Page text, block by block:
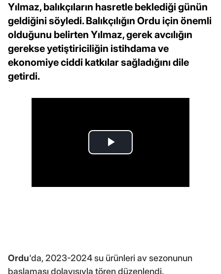
Yılmaz, balıkçıların hasretle beklediği günün
geldiğini söyledi. Balıkçılığın Ordu için önemli
olduğunu belirten Yılmaz, gerek avcılığın
gerekse yetiştiriciliğin istihdama ve
ekonomiye ciddi katkılar sağladığını dile
getirdi.
Ordu'da, 2023-2024 su ürünleri av sezonunun
başlaması dolayısıyla tören düzenlendi.